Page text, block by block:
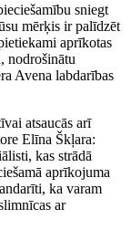
sniegt
mērķis ir palīdzēt
aprīkotas
nodrošinātu
Avena labdarības
atsaucās arī
Elīna Škļara:
kas strādā
aprīkojuma
ka varam
ar